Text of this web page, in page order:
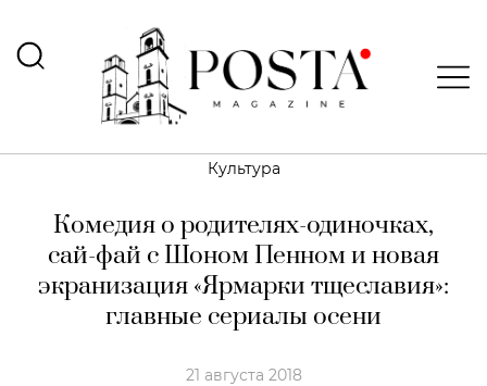
Культура
Комедия о родителях-одиночках,
сай-фай с Шоном Пенном и новая
экранизация «Ярмарки тщеславия»:
главные сериалы осени
21 августа 2018